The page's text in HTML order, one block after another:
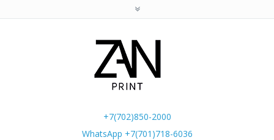
+7(702)850-2000
WhatsApp +7(701)718-6036